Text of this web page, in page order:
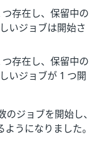
存在し、保留中の
いジョブは開始さ
存在し、保留中の
いジョブが 1 つ開
ジョブを開始し、
うになりました。